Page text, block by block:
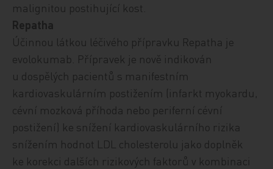
malignitou postihující kost.
Repatha
Účinnou látkou léčivého přípravku Repatha je
evolokumab. Přípravek je nově indikován
u dospělých pacientů s manifestním
kardiovaskulárním postižením (infarkt myokardu,
cévní mozková příhoda nebo periferní cévní
postižení) ke snížení kardiovaskulárního rizika
snížením hodnot LDL cholesterolu jako doplněk
ke korekci dalších rizikových faktorů v kombinaci